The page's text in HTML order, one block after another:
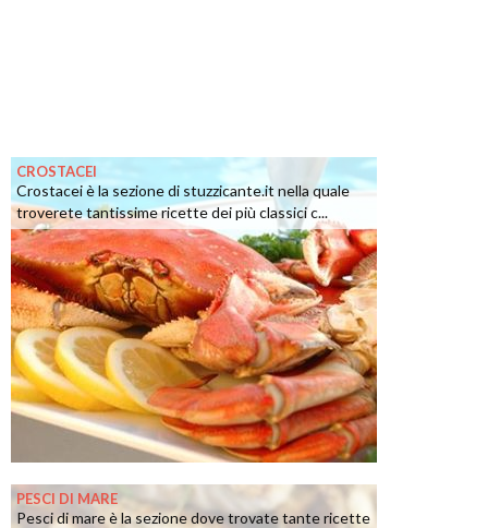
CROSTACEI
Crostacei è la sezione di stuzzicante.it nella quale
troverete tantissime ricette dei più classici c...
PESCI DI MARE
Pesci di mare è la sezione dove trovate tante ricette